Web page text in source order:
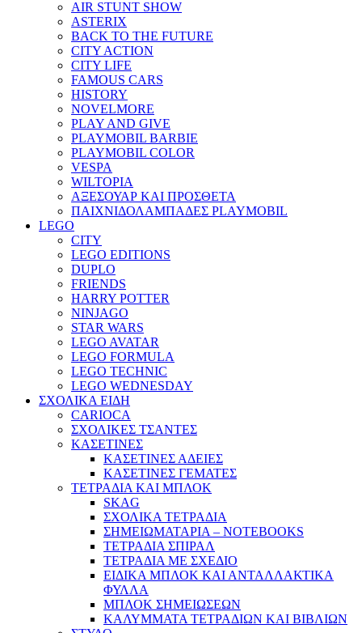
AIR STUNT SHOW
ASTERIX
BACK TO THE FUTURE
CITY ACTION
CITY LIFE
FAMOUS CARS
HISTORY
NOVELMORE
PLAY AND GIVE
PLAYMOBIL BARBIE
PLAYMOBIL COLOR
VESPA
WILTOPIA
ΑΞΕΣΟΥΑΡ ΚΑΙ ΠΡΟΣΘΕΤΑ
ΠΑΙΧΝΙΔΟΛΑΜΠΑΔΕΣ PLAYMOBIL
LEGO
CITY
LEGO EDITIONS
DUPLO
FRIENDS
HARRY POTTER
NINJAGO
STAR WARS
LEGO AVATAR
LEGO FORMULA
LEGO TECHNIC
LEGO WEDNESDAY
ΣΧΟΛΙΚΑ ΕΙΔΗ
CARIOCA
ΣΧΟΛΙΚΕΣ ΤΣΑΝΤΕΣ
ΚΑΣΕΤΙΝΕΣ
ΚΑΣΕΤΙΝΕΣ ΑΔΕΙΕΣ
ΚΑΣΕΤΙΝΕΣ ΓΕΜΑΤΕΣ
ΤΕΤΡΑΔΙΑ ΚΑΙ ΜΠΛΟΚ
SKAG
ΣΧΟΛΙΚΑ ΤΕΤΡΑΔΙΑ
ΣΗΜΕΙΩΜΑΤΑΡΙΑ – NOTEBOOKS
ΤΕΤΡΑΔΙΑ ΣΠΙΡΑΛ
ΤΕΤΡΑΔΙΑ ΜΕ ΣΧΕΔΙΟ
ΕΙΔΙΚΑ ΜΠΛΟΚ ΚΑΙ ΑΝΤΑΛΛΑΚΤΙΚΑ
ΦΥΛΛΑ
ΜΠΛΟΚ ΣΗΜΕΙΩΣΕΩΝ
ΚΑΛΥΜΜΑΤΑ ΤΕΤΡΑΔΙΩΝ ΚΑΙ ΒΙΒΛΙΩΝ